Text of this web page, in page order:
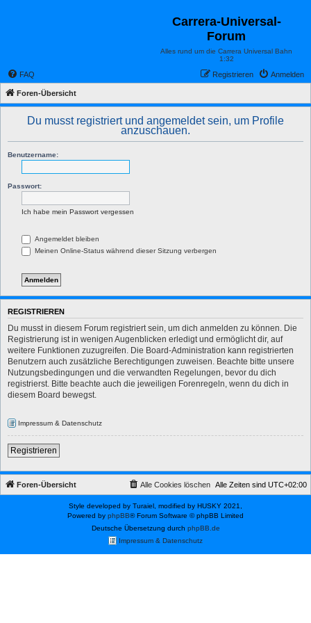
Carrera-Universal-
Forum
Alles rund um die Carrera Universal Bahn
1:32
FAQ Anmelden
Registrieren
Foren-Übersicht
Du musst registriert und angemeldet sein, um Profile
anzuschauen.
Benutzername:
Passwort:
Ich habe mein Passwort vergessen
Angemeldet bleiben
Meinen Online-Status während dieser Sitzung verbergen
REGISTRIEREN
Du musst in diesem Forum registriert sein, um dich anmelden zu können. Die
Registrierung ist in wenigen Augenblicken erledigt und ermöglicht dir, auf
weitere Funktionen zuzugreifen. Die Board-Administration kann registrierten
Benutzern auch zusätzliche Berechtigungen zuweisen. Beachte bitte unsere
Nutzungsbedingungen und die verwandten Regelungen, bevor du dich
registrierst. Bitte beachte auch die jeweiligen Forenregeln, wenn du dich in
diesem Board bewegst.
Impressum & Datenschutz
Registrieren
Foren-Übersicht Alle Zeiten sind UTC+02:00
Alle Cookies löschen
Style developed by Turaiel, modified by HUSKY 2021,
Powered by phpBB® Forum Software © phpBB Limited
Deutsche Übersetzung durch phpBB.de
Impressum & Datenschutz